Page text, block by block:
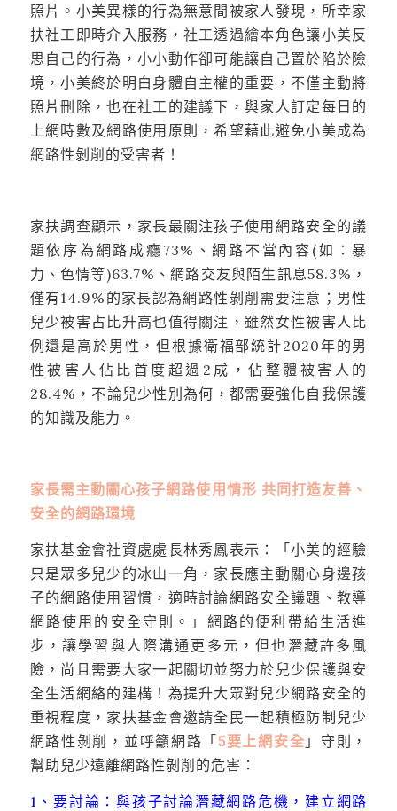
照片。小美異樣的行為無意間被家人發現，所幸家
扶社工即時介入服務，社工透過繪本角色讓小美反
思自己的行為，小小動作卻可能讓自己置於陷於險
境，小美終於明白身體自主權的重要，不僅主動將
照片刪除，也在社工的建議下，與家人訂定每日的
上網時數及網路使用原則，希望藉此避免小美成為
網路性剝削的受害者！
家扶調查顯示，家長最關注孩子使用網路安全的議
題依序為網路成癮73%、網路不當內容(如：暴
力、色情等)63.7%、網路交友與陌生訊息58.3%，
僅有14.9%的家長認為網路性剝削需要注意；男性
兒少被害占比升高也值得關注，雖然女性被害人比
例還是高於男性，但根據衛福部統計2020年的男
性被害人佔比首度超過2成，佔整體被害人的
28.4%，不論兒少性別為何，都需要強化自我保護
的知識及能力。
家長需主動關心孩子網路使用情形 共同打造友善、
安全的網路環境
家扶基金會社資處處長林秀鳳表示：「小美的經驗
只是眾多兒少的冰山一角，家長應主動關心身邊孩
子的網路使用習慣，適時討論網路安全議題、教導
網路使用的安全守則。」網路的便利帶給生活進
步，讓學習與人際溝通更多元，但也潛藏許多風
險，尚且需要大家一起關切並努力於兒少保護與安
全生活網絡的建構！為提升大眾對兒少網路安全的
重視程度，家扶基金會邀請全民一起積極防制兒少
網路性剝削，並呼籲網路「5要上網安全 」守則，
幫助兒少遠離網路性剝削的危害：
1、要討論：與孩子討論潛藏網路危機，建立網路